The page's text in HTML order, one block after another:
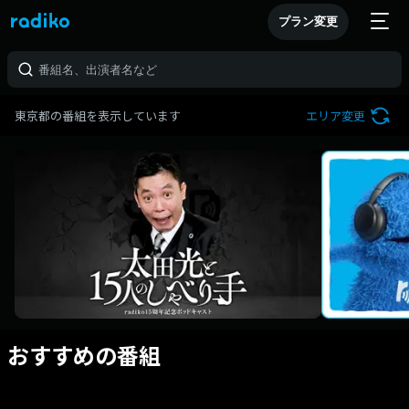
プラン変更
東京都の番組を表示しています エリア変更
おすすめの番組